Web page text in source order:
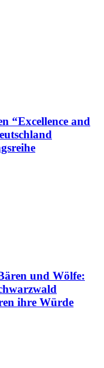
“Excellence and
und Wölfe:
ihre Würde